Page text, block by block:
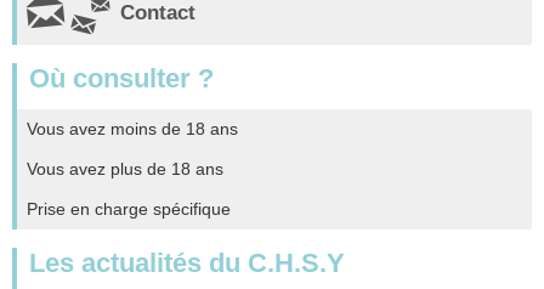
Contact
Où consulter ?
Vous avez moins de 18 ans
Vous avez plus de 18 ans
Prise en charge spécifique
Les actualités du C.H.S.Y